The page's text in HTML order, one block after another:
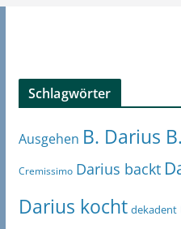
Schlagwörter
Ausgehen B. Darius B.
Cremissimo Darius backt
Darius kocht dekadent